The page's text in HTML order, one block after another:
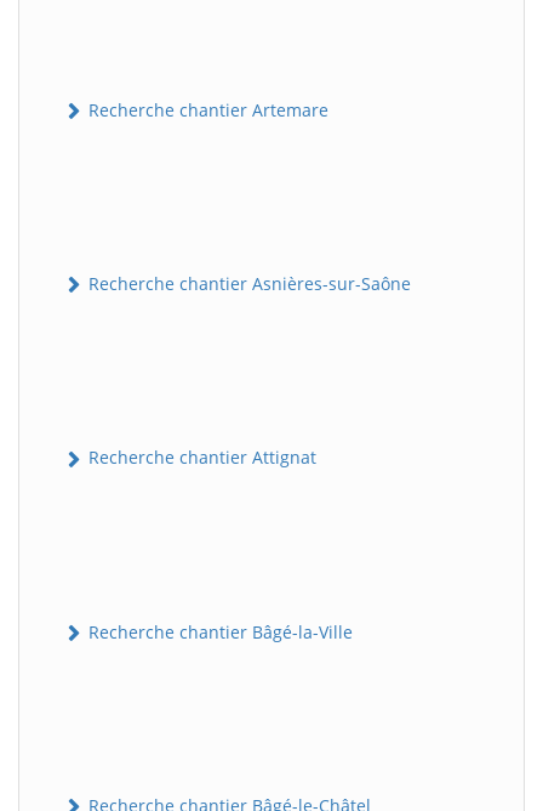
Recherche chantier Artemare
Recherche chantier Asnières-sur-Saône
Recherche chantier Attignat
Recherche chantier Bâgé-la-Ville
Recherche chantier Bâgé-le-Châtel